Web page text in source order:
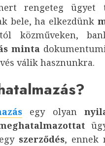
rengeteg ügyet
bele, ha elkezdünk
közműveken,
minta
válik hasznunkra.
egy olyan
egy szerződés, ennek